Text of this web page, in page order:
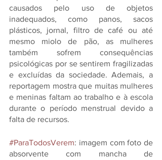
causados pelo uso de objetos
inadequados, como panos, sacos
plásticos, jornal, filtro de café ou até
mesmo miolo de pão, as mulheres
também sofrem consequências
psicológicas por se sentirem fragilizadas
e excluídas da sociedade. Ademais, a
reportagem mostra que muitas mulheres
e meninas faltam ao trabalho e à escola
durante o período menstrual devido a
falta de recursos.
#ParaTodosVerem: imagem com foto de
absorvente com mancha de